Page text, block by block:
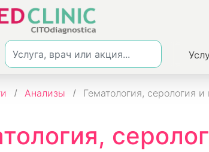
Анализы Гематология, серология и